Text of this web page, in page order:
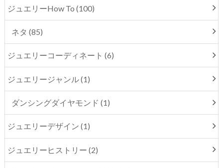
ジュエリーHow To (100)
ネタ (85)
ジュエリーコーディネート (6)
ジュエリージャンル (1)
ダンシングダイヤモンド (1)
ジュエリーデザイン (1)
ジュエリーヒストリー (2)